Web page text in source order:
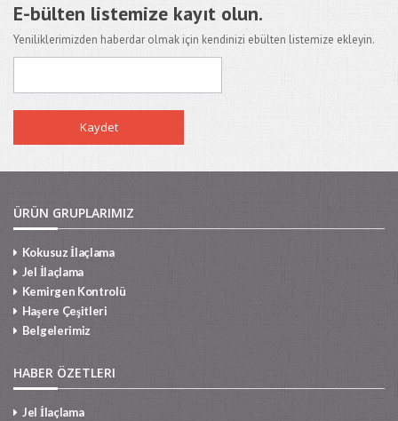
E-bülten listemize kayıt olun.
Yeniliklerimizden haberdar olmak için kendinizi ebülten listemize ekleyin.
ÜRÜN GRUPLARIMIZ
Kokusuz İlaçlama
Jel İlaçlama
Kemirgen Kontrolü
Haşere Çeşitleri
Belgelerimiz
HABER ÖZETLERI
Jel İlaçlama